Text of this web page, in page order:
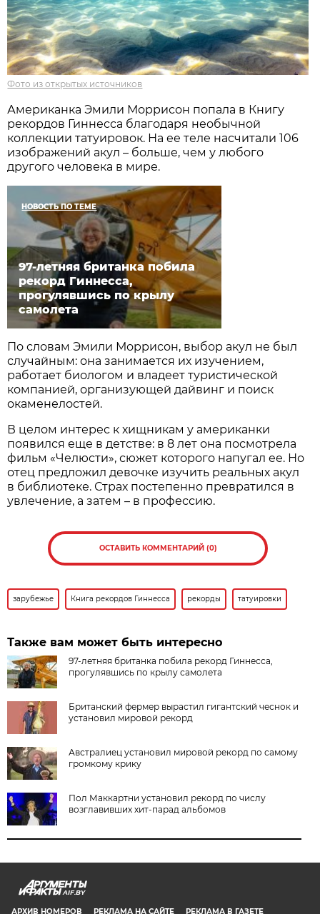
Фото из открытых источников
Американка Эмили Моррисон попала в Книгу
рекордов Гиннесса благодаря необычной
коллекции татуировок. На ее теле насчитали 106
изображений акул – больше, чем у любого
другого человека в мире.
НОВОСТЬ ПО ТЕМЕ
97-летняя британка побила
рекорд Гиннесса,
прогулявшись по крылу
самолета
По словам Эмили Моррисон, выбор акул не был
случайным: она занимается их изучением,
работает биологом и владеет туристической
компанией, организующей дайвинг и поиск
окаменелостей.
В целом интерес к хищникам у американки
появился еще в детстве: в 8 лет она посмотрела
фильм «Челюсти», сюжет которого напугал ее. Но
отец предложил девочке изучить реальных акул
в библиотеке. Страх постепенно превратился в
увлечение, а затем – в профессию.
ОСТАВИТЬ КОММЕНТАРИЙ (0)
зарубежье Книга рекордов Гиннесса рекорды татуировки
Также вам может быть интересно
97-летняя британка побила рекорд Гиннесса,
прогулявшись по крылу самолета
Британский фермер вырастил гигантский чеснок и
установил мировой рекорд
Австралиец установил мировой рекорд по самому
громкому крику
Пол Маккартни установил рекорд по числу
возглавивших хит-парад альбомов
AIF.BY
АРХИВ НОМЕРОВ РЕКЛАМА НА САЙТЕ РЕКЛАМА В ГАЗЕТЕ